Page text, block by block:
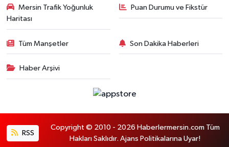
Mersin Trafik Yoğunluk
Haritası
Puan Durumu ve Fikstür
Tüm Manşetler Son Dakika Haberleri
Haber Arşivi
RSS
Copyright © 2010 - 2026 Haberlermersin.com Tüm
Hakları Saklıdır. Ajans Politikalarına Uyar!